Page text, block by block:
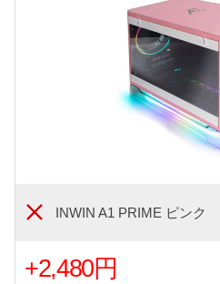
INWIN A1 PRIME ピンク
+2,480円